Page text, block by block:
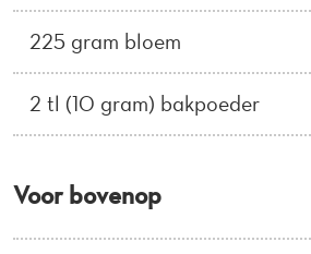
225 gram bloem
2 tl (10 gram) bakpoeder
Voor bovenop